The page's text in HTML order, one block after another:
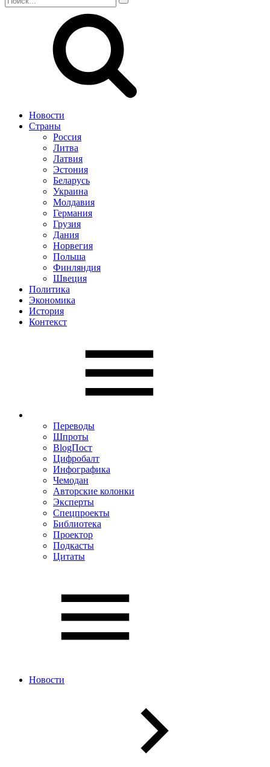
Новости
Страны
Россия
Литва
Латвия
Эстония
Беларусь
Украина
Молдавия
Германия
Грузия
Дания
Норвегия
Польша
Финляндия
Швеция
Политика
Экономика
История
Контекст
Переводы
Шпроты
BlogПост
Цифробалт
Инфографика
Чемодан
Авторские колонки
Эксперты
Спецпроекты
Библиотека
Проектор
Подкасты
Цитаты
Новости